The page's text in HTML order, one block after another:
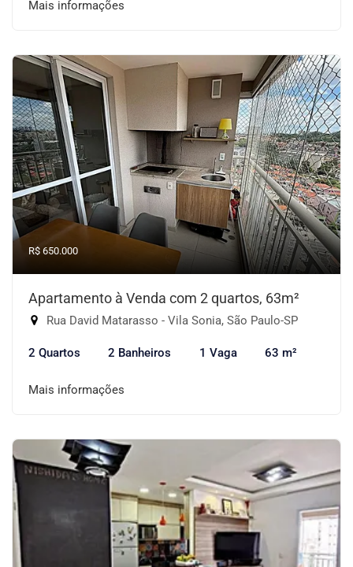
Mais informações
R$ 650.000
Apartamento à Venda com 2 quartos, 63m²
Rua David Matarasso - Vila Sonia, São Paulo-SP
2 Quartos 2 Banheiros 1 Vaga 63 m²
Mais informações